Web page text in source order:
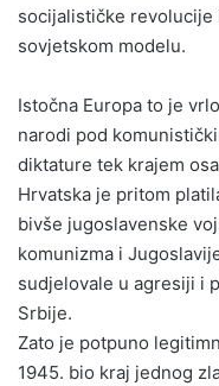
socijalističke revolucije
sovjetskom modelu.
Istočna Europa to je
narodi pod
diktature tek krajem
Hrvatska je pritom
bivše jugoslavenske
komunizma i
sudjelovale u agresiji i
Srbije.
Zato je potpuno
1945. bio kraj jednog